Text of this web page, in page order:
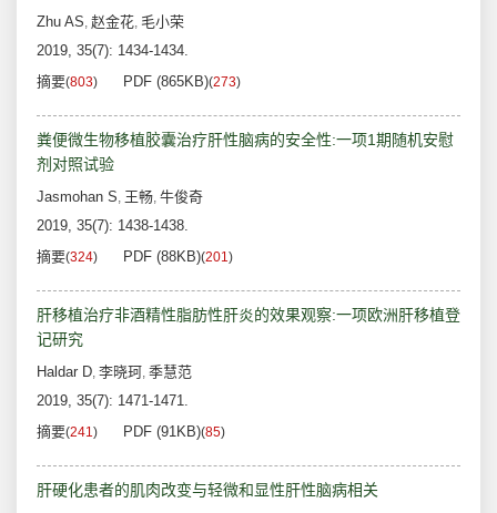
Zhu AS, 赵金花, 毛小荣
2019, 35(7): 1434-1434.
摘要(803) PDF (865KB)(273)
粪便微生物移植胶囊治疗肝性脑病的安全性:一项1期随机安慰
剂对照试验
Jasmohan S, 王畅, 牛俊奇
2019, 35(7): 1438-1438.
摘要(324) PDF (88KB)(201)
肝移植治疗非酒精性脂肪性肝炎的效果观察:一项欧洲肝移植登
记研究
Haldar D, 李晓珂, 季慧范
2019, 35(7): 1471-1471.
摘要(241) PDF (91KB)(85)
肝硬化患者的肌肉改变与轻微和显性肝性脑病相关